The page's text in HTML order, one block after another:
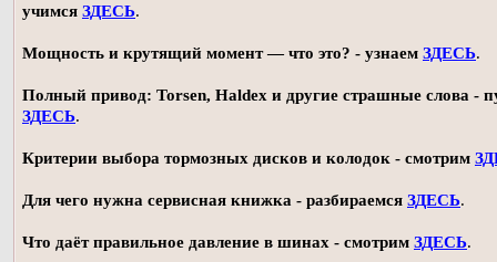
учимся ЗДЕСЬ.
Мощность и крутящий момент — что это? - узнаем ЗДЕСЬ.
Полный привод: Torsen, Haldex и другие страшные слова -
ЗДЕСЬ.
Критерии выбора тормозных дисков и колодок - смотрим
Для чего нужна сервисная книжка - разбираемся ЗДЕСЬ.
Что даёт правильное давление в шинах - смотрим ЗДЕСЬ.